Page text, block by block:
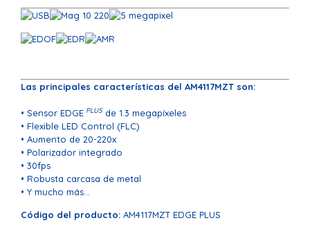
Las principales características del AM4117MZT son:
• Sensor EDGE PLUSde 1.3 megapíxeles
• Flexible LED Control (FLC)
• Aumento de 20-220x
• Polarizador integrado
• 30fps
• Robusta carcasa de metal
• Y mucho más…
Código del producto: AM4117MZT EDGE PLUS